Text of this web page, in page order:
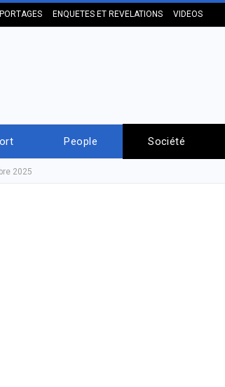
ENQUETES ET REVELATIONS VIDEOS
People Société
2025